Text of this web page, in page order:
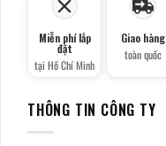
Miễn phí lắp
đặt
tại Hồ Chí Minh
Giao hàng
toàn quốc
THÔNG TIN CÔNG TY